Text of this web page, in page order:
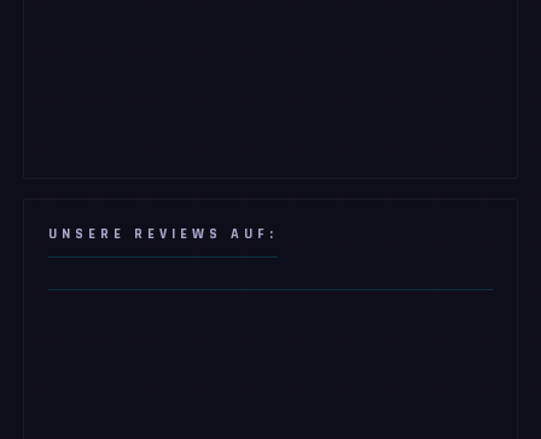
UNSERE REVIEWS AUF: